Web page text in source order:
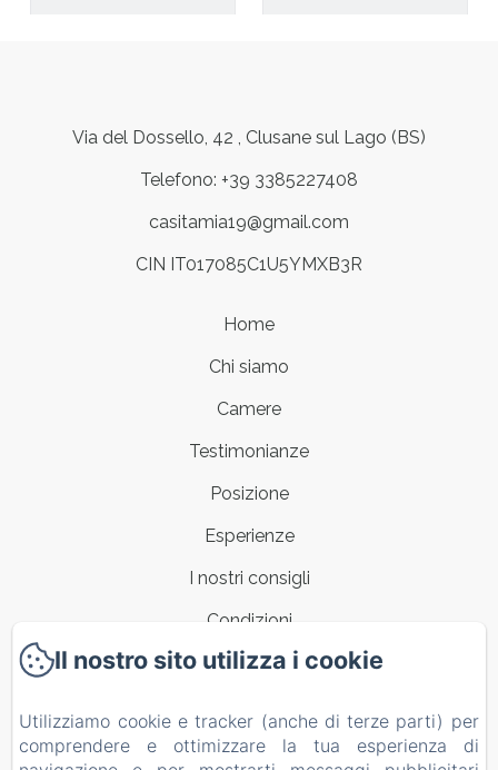
Via del Dossello, 42 , Clusane sul Lago (BS)
Telefono: +39 3385227408
casitamia19@gmail.com
CIN IT017085C1U5YMXB3R
Home
Chi siamo
Camere
Testimonianze
Posizione
Esperienze
I nostri consigli
Condizioni
Contatti
Informativa Privacy
Il nostro sito utilizza i cookie
Utilizziamo cookie e tracker (anche di terze parti) per
comprendere e ottimizzare la tua esperienza di